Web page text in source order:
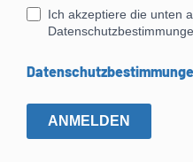
Ich akzeptiere die unten
ANMELDEN